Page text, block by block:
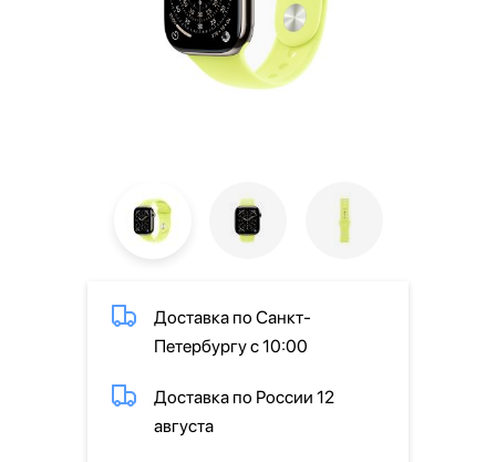
Доставка по Санкт-
Петербургу с 10:00
Доставка по России 12
августа